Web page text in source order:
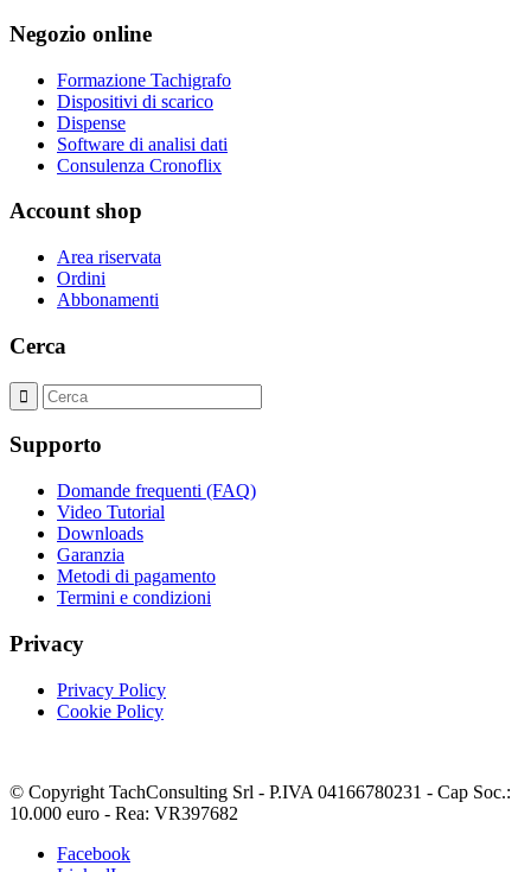
Negozio online
Formazione Tachigrafo
Dispositivi di scarico
Dispense
Software di analisi dati
Consulenza Cronoflix
Account shop
Area riservata
Ordini
Abbonamenti
Cerca
Supporto
Domande frequenti (FAQ)
Video Tutorial
Downloads
Garanzia
Metodi di pagamento
Termini e condizioni
Privacy
Privacy Policy
Cookie Policy
© Copyright TachConsulting Srl - P.IVA 04166780231 - Cap Soc.:
10.000 euro - Rea: VR397682
Facebook